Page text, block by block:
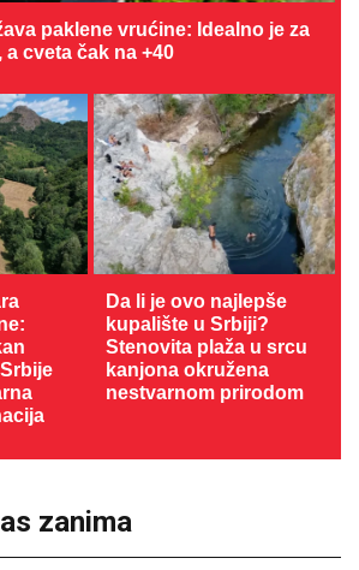
paklene vrućine: Idealno je za
cveta čak na +40
Da li je ovo najlepše
kupalište u Srbiji?
Stenovita plaža u srcu
kanjona okružena
nestvarnom prirodom
zanima